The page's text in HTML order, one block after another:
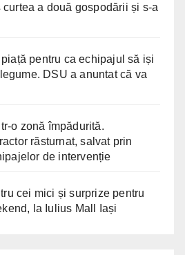
a două gospodării și s-a
pentru ca echipajul să iși
DSU a anuntat că va
o zonă împădurită.
răsturnat, salvat prin
de intervenție
cei mici și surprize pentru
la Iulius Mall Iași